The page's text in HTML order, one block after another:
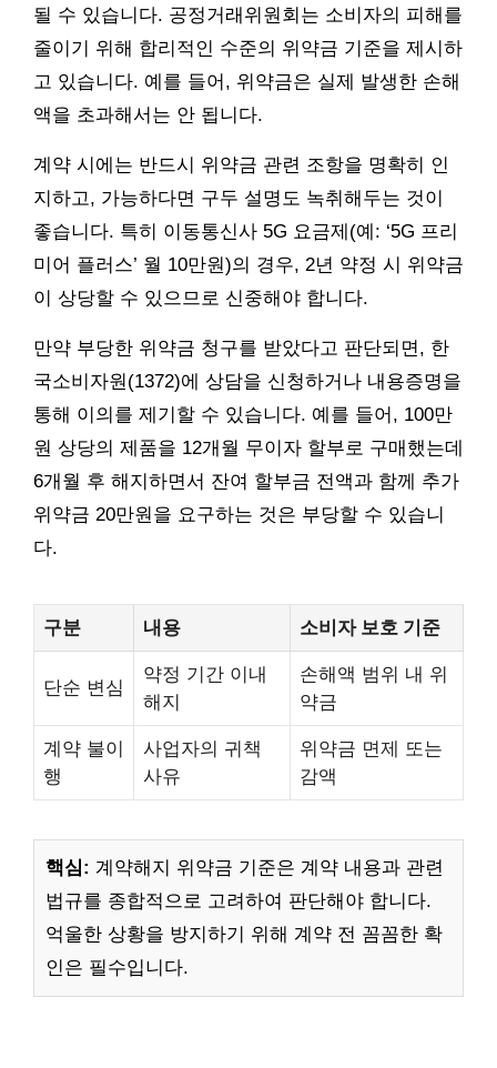
될 수 있습니다. 공정거래위원회는 소비자의 피해를
줄이기 위해 합리적인 수준의 위약금 기준을 제시하
고 있습니다. 예를 들어, 위약금은 실제 발생한 손해
액을 초과해서는 안 됩니다.
계약 시에는 반드시 위약금 관련 조항을 명확히 인
지하고, 가능하다면 구두 설명도 녹취해두는 것이
좋습니다. 특히 이동통신사 5G 요금제(예: ‘5G 프리
미어 플러스’ 월 10만원)의 경우, 2년 약정 시 위약금
이 상당할 수 있으므로 신중해야 합니다.
만약 부당한 위약금 청구를 받았다고 판단되면, 한
국소비자원(1372)에 상담을 신청하거나 내용증명을
통해 이의를 제기할 수 있습니다. 예를 들어, 100만
원 상당의 제품을 12개월 무이자 할부로 구매했는데
6개월 후 해지하면서 잔여 할부금 전액과 함께 추가
위약금 20만원을 요구하는 것은 부당할 수 있습니
다.
구분 내용 소비자 보호 기준
단순 변심
약정 기간 이내
해지
손해액 범위 내 위
약금
계약 불이
행
사업자의 귀책
사유
위약금 면제 또는
감액
핵심: 계약해지 위약금 기준은 계약 내용과 관련
법규를 종합적으로 고려하여 판단해야 합니다.
억울한 상황을 방지하기 위해 계약 전 꼼꼼한 확
인은 필수입니다.